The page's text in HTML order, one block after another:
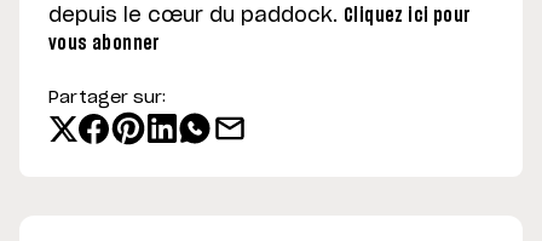
depuis le cœur du paddock. Cliquez ici pour
vous abonner
Partager sur: